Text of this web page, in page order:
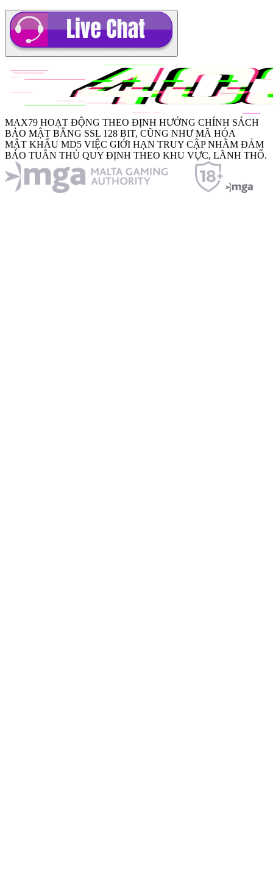
MAX79 HOẠT ĐỘNG THEO ĐỊNH HƯỚNG CHÍNH SÁCH
BẢO MẬT BẰNG SSL 128 BIT, CŨNG NHƯ MÃ HÓA
MẬT KHẨU MD5 VIỆC GIỚI HẠN TRUY CẬP NHẰM ĐẢM
BẢO TUÂN THỦ QUY ĐỊNH THEO KHU VỰC, LÃNH THỔ.